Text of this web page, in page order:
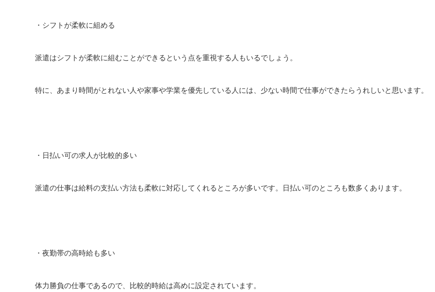
・シフトが柔軟に組める
派遣はシフトが柔軟に組むことができるという点を重視する人もいるでしょう。
特に、あまり時間がとれない人や家事や学業を優先している人には、少ない時間で仕事ができたらうれしいと思います。
・日払い可の求人が比較的多い
派遣の仕事は給料の支払い方法も柔軟に対応してくれるところが多いです。日払い可のところも数多くあります。
・夜勤帯の高時給も多い
体力勝負の仕事であるので、比較的時給は高めに設定されています。